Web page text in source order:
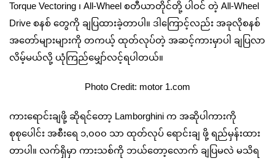
Torque Vectoring ၊ All-Wheel စတီယာတိုင်တို့ ပါဝင် တဲ့ All-Wheel
Drive စနစ် တွေကို ချပြထားခဲ့တာပါ။ ဒါကြောင့်လည်း အခုလိုစနစ်
အတော်များများကို တကယ့် ထုတ်လုပ်တဲ့ အဆင့်ကားမှာပါ ချပြလာ
လိမ့်မယ်လို့ ယုံကြည်မျှော်လင့်ရပါတယ်။
Photo Credit: motor 1.com
ကားရောင်းချဖို့ ဆိုရင်တော့ Lamborghini က အဆိုပါကားကို
စုစုပေါင်း အစီးရေ ၁,၀၀၀ သာ ထုတ်လုပ် ရောင်းချ ဖို့ ရည်မှန်းထား
တာပါ။ လက်ရှိမှာ ကားသစ်ကို ဘယ်တော့လောက် ချပြမလဲ မသိရ